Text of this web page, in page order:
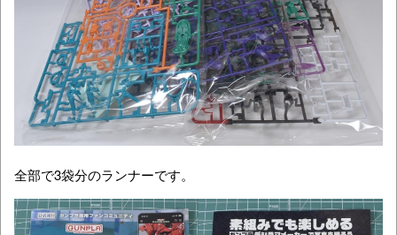
全部で3袋分のランナーです。